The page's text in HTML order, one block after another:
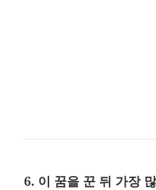
6. 이 꿈을 꾼 뒤 가장